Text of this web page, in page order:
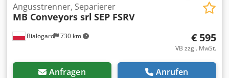
Białogard 730 km
Angusstrenner, Separierer
MB Conveyors srl SEP FSRV
€ 595
VB zzgl. MwSt.
Anfragen Anrufen